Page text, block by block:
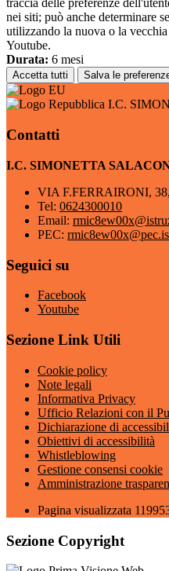
traccia delle preferenze
nei siti; può anche determinare
utilizzando la nuova o la
Youtube.
Durata: 6 mesi
Accetta tutti Salva le
I.C.
Contatti
I.C. SIMONETTA
VIA F.FERRAIRONI,
Tel: 0624300010
Email:
PEC:
Seguici su
Facebook
Youtube
Sezione Link Utili
Cookie policy
Note legali
Informativa Privacy
Ufficio Relazioni con il
Dichiarazione di
Obiettivi di accessibilità
Whistleblowing
Gestione consensi cookie
Amministrazione
Pagina visualizzata
Sezione Copyright